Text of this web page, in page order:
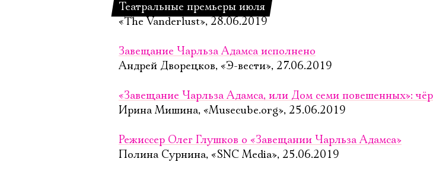
Театральные премьеры июля
«The Vanderlust», 28.06.2019
Завещание Чарльза Адамса исполнено
Андрей Дворецков, «Э-вести», 27.06.2019
«Завещание Чарль­за Адам­са, или Дом се­ми по­ве­шен­ных»:
Ирина Мишина, «Musecube.org», 25.06.2019
Режиссер Олег Глушков о «Завещании Чарльза Адамса»
Полина Сурнина, «SNC Media», 25.06.2019